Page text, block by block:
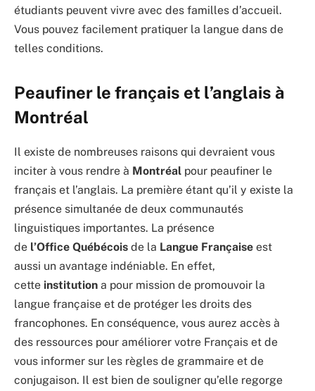
étudiants peuvent vivre avec des familles d’accueil.
Vous pouvez facilement pratiquer la langue dans de
telles conditions.
Peaufiner le français et l’anglais à
Montréal
Il existe de nombreuses raisons qui devraient vous
inciter à vous rendre à Montréal pour peaufiner le
français et l’anglais. La première étant qu’il y existe la
présence simultanée de deux communautés
linguistiques importantes. La présence
de l’Office Québécois de la Langue Française est
aussi un avantage indéniable. En effet,
cette institution a pour mission de promouvoir la
langue française et de protéger les droits des
francophones. En conséquence, vous aurez accès à
des ressources pour améliorer votre Français et de
vous informer sur les règles de grammaire et de
conjugaison. Il est bien de souligner qu’elle regorge